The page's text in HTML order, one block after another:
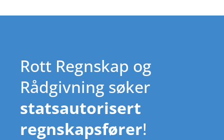
Rott Regnskap og
Rådgivning søker
statsautorisert
regnskapsfører!